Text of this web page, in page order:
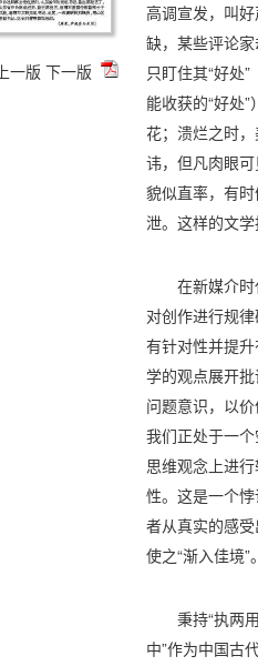
上一版 下一版
高调宣发，叫
缺，某些评论
只盯住其“好处
能收获的“好处
花；溃烂之时
讳，但凡肉眼可
貌似直率，有
泄。这样的文
在新媒介
对创作进行规
有针对性并提
学的观点展开
问题意识，以
我们正处于一
思维观念上进
性。这是一个
者从真实的感
使之“渐入佳境”。
秉持“执两
中”作为中国古